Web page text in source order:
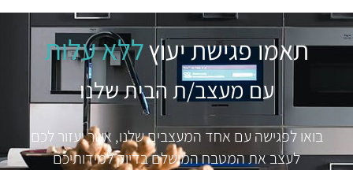
תאמו פגישת יעוץללא עלות
עם מעצב/ת הבית שלנו
בואו לפגישה עם אחד המעצבים שלנו, אשר יעזור לכם
לעצב את המטבח המושלם בדיוק למידותיכם